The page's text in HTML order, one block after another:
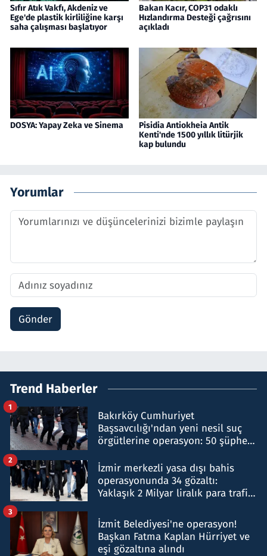
Sıfır Atık Vakfı, Akdeniz ve
Ege'de plastik kirliliğine karşı
saha çalışması başlatıyor
Bakan Kacır, COP31 odaklı
Hızlandırma Desteği çağrısını
açıkladı
DOSYA: Yapay Zeka ve Sinema
Pisidia Antiokheia Antik
Kenti'nde 1500 yıllık litürjik
kap bulundu
Yorumlar
Gönder
Trend Haberler
Bakırköy Cumhuriyet
Başsavcılığı'ndan yeni nesil suç
örgütlerine operasyon: 50 şüpheli
1
İzmir merkezli yasa dışı bahis
operasyonunda 34 gözaltı:
Yaklaşık 2 Milyar liralık para trafiği
2
İzmit Belediyesi'ne operasyon!
Başkan Fatma Kaplan Hürriyet ve
eşi gözaltına alındı
3